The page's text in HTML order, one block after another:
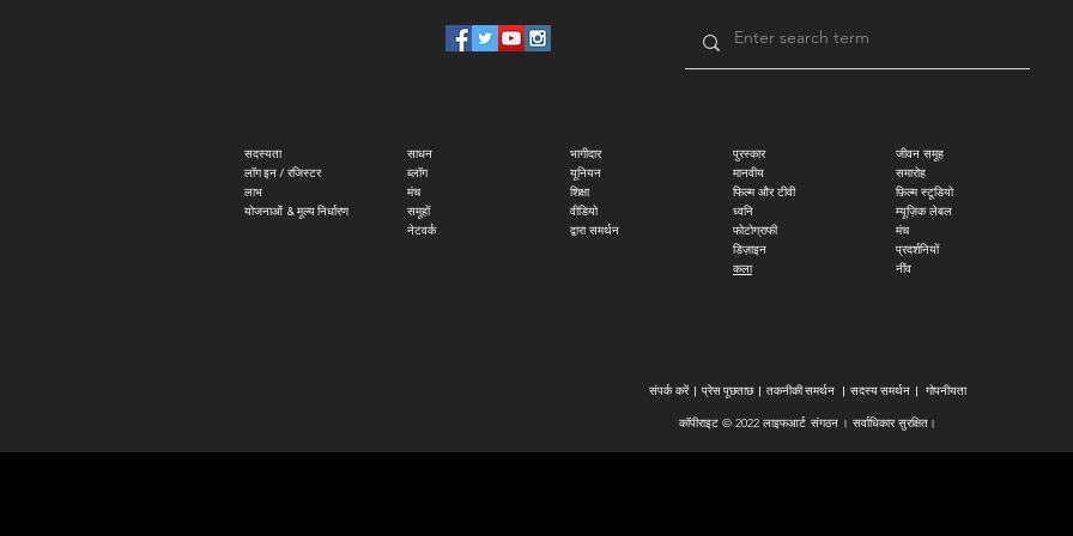
सदस्यता
लॉग इन / रजिस्टर
लाभ
योजनाओं & मूल्य निर्धारण
साधन
ब्लॉग
मंच
समूहों
नेटवर्क
भागीदार
यूनियन
शिक्षा
वीडियो
द्वारा समर्थन
पुरस्कार
मानवीय
फिल्म और टीवी
ध्वनि
फोटोग्राफी
डिज़ाइन
कला
जीवन समूह
समारोह
फ़िल्म स्टूडियो
म्यूज़िक लेबल
मंच
प्रदर्शनियों
नींव
संपर्क करें| प्रेस पूछताछ| तकनीकी समर्थन| सदस्य समर्थन| गोपनीयता
कॉपीराइट © 2022 लाइफआर्ट संगठन । सर्वाधिकार सुरक्षित।